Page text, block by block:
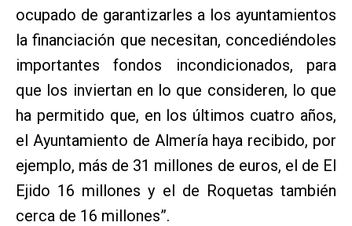
ocupado de garantizarles a los ayuntamientos
la financiación que necesitan, concediéndoles
importantes fondos incondicionados, para
que los inviertan en lo que consideren, lo que
ha permitido que, en los últimos cuatro años,
el Ayuntamiento de Almería haya recibido, por
ejemplo, más de 31 millones de euros, el de El
Ejido 16 millones y el de Roquetas también
cerca de 16 millones”.